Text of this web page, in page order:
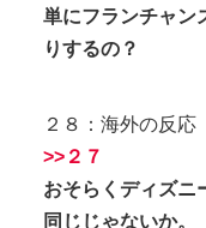
単にフランチャン
りするの？
２８：海外の反応
>>２７
おそらくディズニ
同じじゃないか。